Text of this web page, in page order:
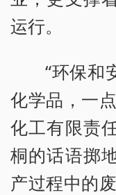
运行。
“环保和
化学品，一
化工有限责
桐的话语掷
产过程中的